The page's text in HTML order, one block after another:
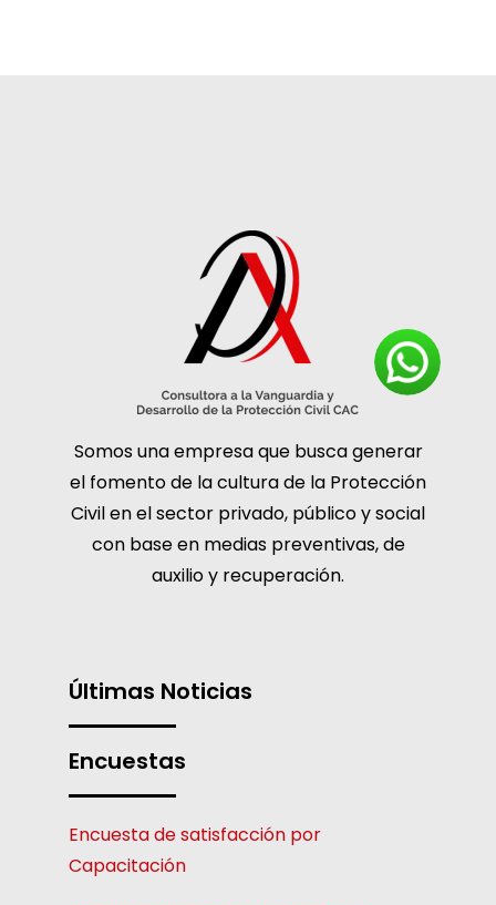
Somos una empresa que busca generar
el fomento de la cultura de la Protección
Civil en el sector privado, público y social
con base en medias preventivas, de
auxilio y recuperación.
Últimas Noticias
Encuestas
Encuesta de satisfacción por
Capacitación